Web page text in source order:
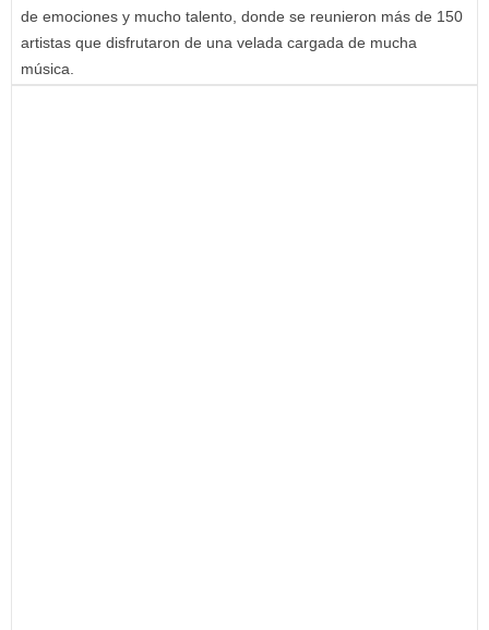
de emociones y mucho talento, donde se reunieron más de 150
artistas que disfrutaron de una velada cargada de mucha
música.